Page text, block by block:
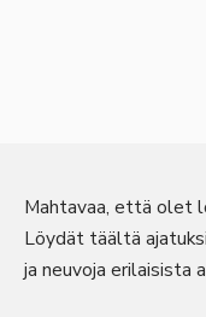
Mahtavaa, että olet
Löydät täältä
ja neuvoja erilaisista